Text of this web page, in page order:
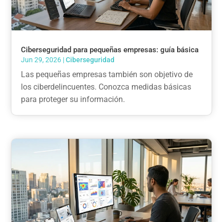
Ciberseguridad para pequeñas empresas: guía básica
Jun 29, 2026 |Ciberseguridad
Las pequeñas empresas también son objetivo de
los ciberdelincuentes. Conozca medidas básicas
para proteger su información.